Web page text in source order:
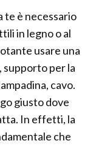
te è necessario
in legno o al
usare una
supporto per la
cavo.
giusto dove
In effetti, la
che